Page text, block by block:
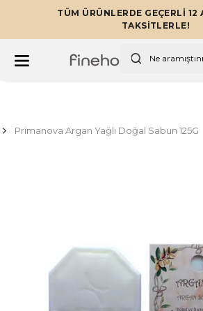
TÜM ÜRÜNLERDE GEÇERLİ 12
TAKSİTLERLE!
Primanova Argan Yağlı Doğal Sabun 125G